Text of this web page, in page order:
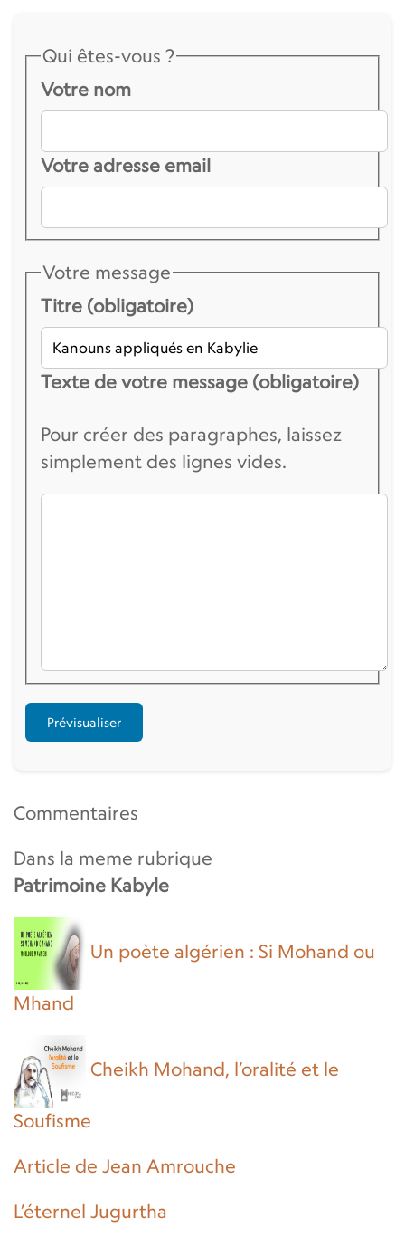
Qui êtes-vous ?
Votre nom
Votre adresse email
Votre message
Titre (obligatoire)
Texte de votre message (obligatoire)
Pour créer des paragraphes, laissez
simplement des lignes vides.
Commentaires
Dans la meme rubrique
Patrimoine Kabyle
Un poète algérien : Si Mohand ou
Mhand
Cheikh Mohand, l’oralité et le
Soufisme
Article de Jean Amrouche
L’éternel Jugurtha